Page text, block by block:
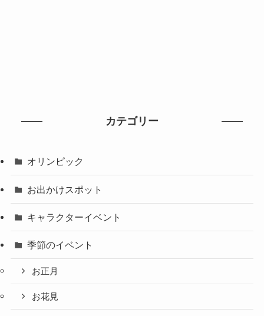
カテゴリー
オリンピック
お出かけスポット
キャラクターイベント
季節のイベント
お正月
お花見